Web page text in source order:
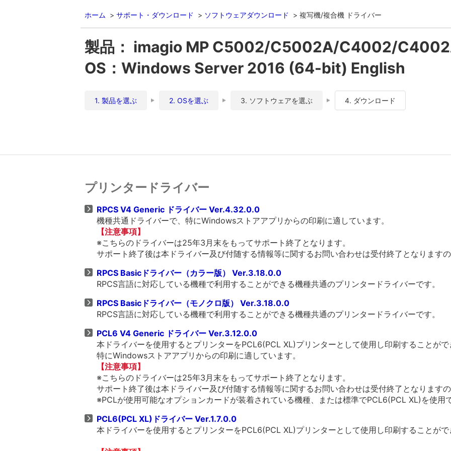
ホーム サポート・ダウンロード ソフトウェアダウンロード 複写機/複合機 ドライバー
製品： imagio MP C5002/C5002A/C4002/
OS：Windows Server 2016 (64-bit) English
1. 製品を選ぶ 2. OSを選ぶ 3. ソフトウェアを選ぶ 4. ダウンロード
プリンタードライバー
RPCS V4 Generic ドライバー Ver.4.32.0.0
機種共通ドライバーで、特にWindowsストアアプリからの印刷に適しています。
【注意事項】
※こちらのドライバーは25年3月末をもってサポート終了となります。
サポート終了後は本ドライバー及び付随する情報等に関するお問い合わせは受付終了となります
RPCS Basicドライバー（カラー版） Ver.3.18.0.0
RPCS言語に対応している機種で利用することができる機種共通のプリンタードライバーです。
RPCS Basicドライバー（モノクロ版） Ver.3.18.0.0
RPCS言語に対応している機種で利用することができる機種共通のプリンタードライバーです。
PCL6 V4 Generic ドライバー Ver.3.12.0.0
本ドライバーを使用するとプリンターをPCL6(PCL XL)プリンターとして使用し印刷することが
特にWindowsストアアプリからの印刷に適しています。
【注意事項】
※こちらのドライバーは25年3月末をもってサポート終了となります。
サポート終了後は本ドライバー及び付随する情報等に関するお問い合わせは受付終了となります
※PCLが使用可能なオプションカードが装着されている機種、または標準でPCL6(PCL XL)を使用
PCL6(PCL XL)ドライバー Ver.1.7.0.0
本ドライバーを使用するとプリンターをPCL6(PCL XL)プリンターとして使用し印刷することが